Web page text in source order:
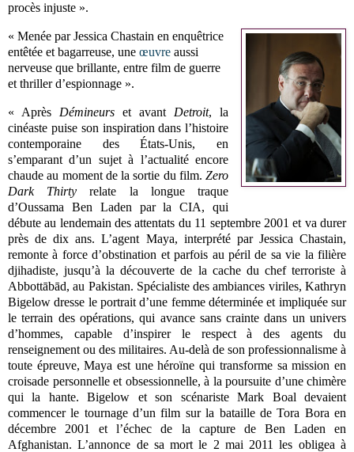
procès injuste ».
« Menée par Jessica Chastain en enquêtrice
entêtée et bagarreuse, une œuvre aussi
nerveuse que brillante, entre film de guerre
et thriller d’espionnage ».
« Après Démineurset avant Detroit, la
cinéaste puise son inspiration dans l’histoire
contemporaine des États-Unis, en
s’emparant d’un sujet à l’actualité encore
chaude au moment de la sortie du film.Zero
Dark Thirty relate la longue traque
d’Oussama Ben Laden par la CIA, qui
débute au lendemain des attentats du 11 septembre 2001 et va durer
près de dix ans. L’agent Maya, interprété par Jessica Chastain,
remonte à force d’obstination et parfois au péril de sa vie la filière
djihadiste, jusqu’à la découverte de la cache du chef terroriste à
Abbottābād, au Pakistan. Spécialiste des ambiances viriles, Kathryn
Bigelow dresse le portrait d’une femme déterminée et impliquée sur
le terrain des opérations, qui avance sans crainte dans un univers
d’hommes, capable d’inspirer le respect à des agents du
renseignement ou des militaires. Au-delà de son professionnalisme à
toute épreuve, Maya est une héroïne qui transforme sa mission en
croisade personnelle et obsessionnelle, à la poursuite d’une chimère
qui la hante. Bigelow et son scénariste Mark Boal devaient
commencer le tournage d’un film sur la bataille de Tora Bora en
décembre 2001 et l’échec de la capture de Ben Laden en
Afghanistan. L’annonce de sa mort le 2 mai 2011 les obligea à